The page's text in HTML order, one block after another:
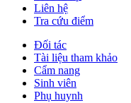
Liên hệ
Tra cứu điểm
Đối tác
Tài liệu tham khảo
Cẩm nang
Sinh viên
Phụ huynh